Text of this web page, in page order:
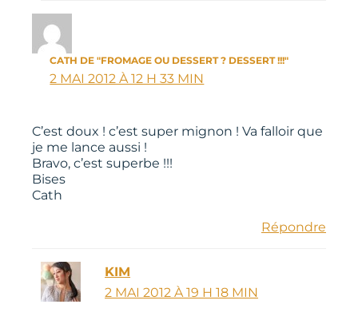
CATH DE "FROMAGE OU DESSERT ? DESSERT !!!"
2 MAI 2012 À 12 H 33 MIN
C’est doux ! c’est super mignon ! Va falloir que
je me lance aussi !
Bravo, c’est superbe !!!
Bises
Cath
Répondre
KIM
2 MAI 2012 À 19 H 18 MIN